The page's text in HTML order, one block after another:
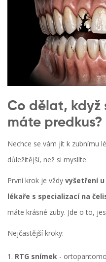
Co dělat, když
máte predkus?
Nechce se vám jít k zubnímu
důležitější, než si myslíte.
První krok je vždy vyšetření
lékaře s specializací na
máte krásné zuby. Jde o to,
Nejčastější kroky:
RTG snímek -